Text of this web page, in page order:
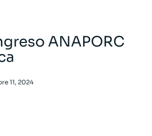
ANAPORC
11, 2024